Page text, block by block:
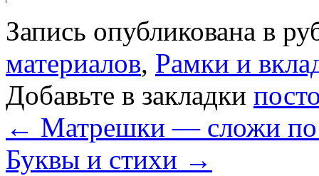
Запись опубликована в
материалов, Рамки и
Добавьте в закладки
← Матрешки — сложи по
Буквы и стихи →